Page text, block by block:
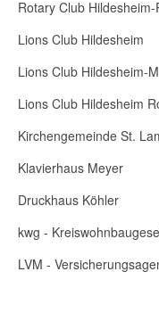
Rotary Club
Lions Club Hildesheim
Lions Club Hildesheim-
Lions Club Hildesheim
Kirchengemeinde St.
Klavierhaus Meyer
Druckhaus Köhler
kwg -
LVM -